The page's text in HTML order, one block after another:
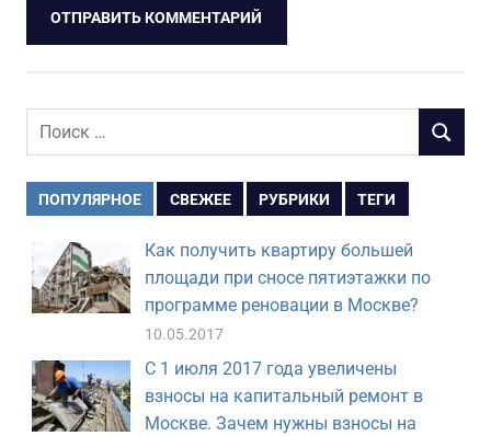
Поиск
ПОИСК
ПОПУЛЯРНОЕ СВЕЖЕЕ РУБРИКИ ТЕГИ
Как получить квартиру большей
площади при сносе пятиэтажки по
программе реновации в Москве?
10.05.2017
С 1 июля 2017 года увеличены
взносы на капитальный ремонт в
Москве. Зачем нужны взносы на